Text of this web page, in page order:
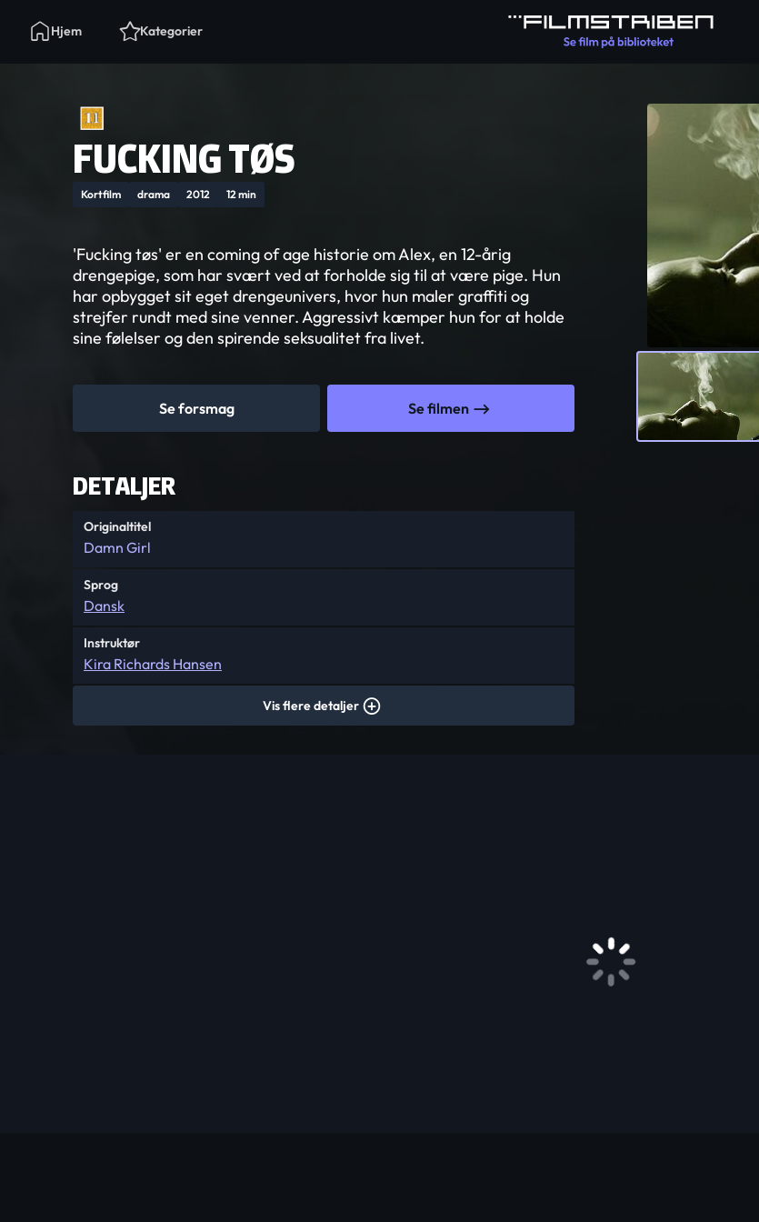
Hjem Kategorier
FUCKING TØS
Kortfilm drama 2012 12 min
'Fucking tøs' er en coming of age historie om Alex, en 12-årig
drengepige, som har svært ved at forholde sig til at være pige. Hun
har opbygget sit eget drengeunivers, hvor hun maler graffiti og
strejfer rundt med sine venner. Aggressivt kæmper hun for at holde
sine følelser og den spirende seksualitet fra livet.
Se forsmag Se filmen
DETALJER
Originaltitel
Damn Girl
Sprog
Dansk
Instruktør
Kira Richards Hansen
Vis flere detaljer